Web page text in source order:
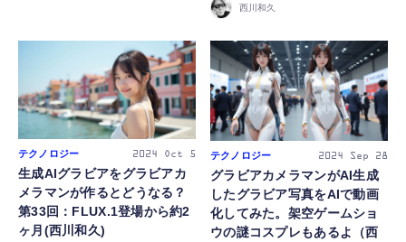
西川和久
テクノロジー 2024 Oct 5
生成AIグラビアをグラビアカ
メラマンが作るとどうなる？
第33回：FLUX.1登場から約2
ヶ月(西川和久)
テクノロジー 2024 Sep 28
グラビアカメラマンがAI生成
したグラビア写真をAIで動画
化してみた。架空ゲームショ
ウの謎コスプレもあるよ（西